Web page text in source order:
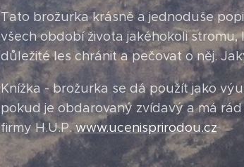
Tato brožurka krásně a jednoduše
všech období života jakéhokoli
důležité les chránit a pečovat o něj.
Knížka - brožurka se dá použít jako
pokud je obdarovaný zvídavý a má
firmy H.U.P.www.ucenisprirodou.cz